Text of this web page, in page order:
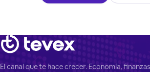
El canal que te hace crecer. Economía, finanzas